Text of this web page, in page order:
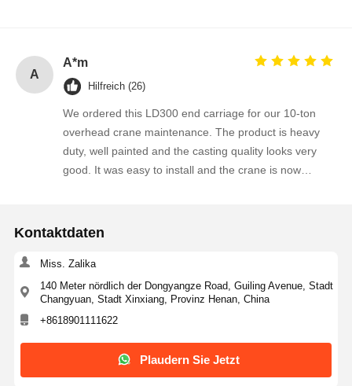
several weeks of operation, the crane runs more
stable and the wheel travel is much smoother than the
A
A*m
Hilfreich (26)
We ordered this LD300 end carriage for our 10-ton
overhead crane maintenance. The product is heavy
duty, well painted and the casting quality looks very
good. It was easy to install and the crane is now
delivered within the agreed time. We are happy with
parts from this company.
Kontaktdaten
Miss. Zalika
140 Meter nördlich der Dongyangze Road, Guiling Avenue, Stadt
Changyuan, Stadt Xinxiang, Provinz Henan, China
+8618901111622
Plaudern Sie Jetzt